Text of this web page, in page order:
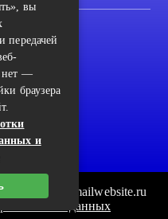
соглашение
данных
вы
передачей
нет —
браузера
и